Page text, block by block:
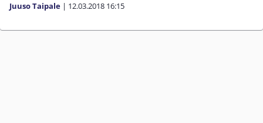
Juuso Taipale | 12.03.2018 16:15